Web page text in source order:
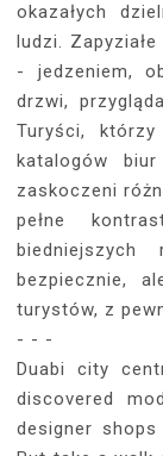
okazałych
ludzi.
- jedzeniem,
drzwi,
Turyści,
katalogów
zaskoczeni
pełne
bezpiecznie,
turystów, z
- - -
Duabi city
discovered
designer